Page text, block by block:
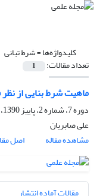
کلیدواژه‌ها =شرط تبانی
تعداد مقالات: 1
ماهیت شرط بنایی از
دوره 7، شماره 2، پاییز 1390، صفحه
علی صابریان
مشاهده مقاله
اصل
مقالات آماده انتشار